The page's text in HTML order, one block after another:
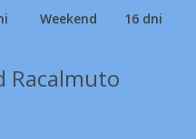
Weekend 16 dni
Racalmuto